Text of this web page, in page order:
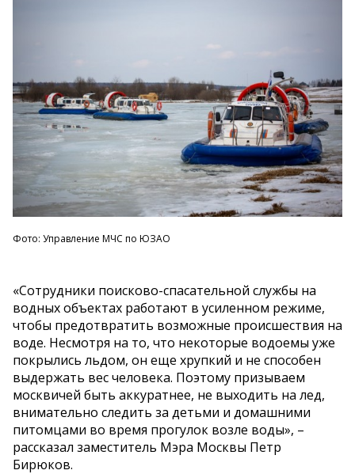
Фото: Управление МЧС по ЮЗАО
«Сотрудники поисково-спасательной службы на
водных объектах работают в усиленном режиме,
чтобы предотвратить возможные происшествия на
воде. Несмотря на то, что некоторые водоемы уже
покрылись льдом, он еще хрупкий и не способен
выдержать вес человека. Поэтому призываем
москвичей быть аккуратнее, не выходить на лед,
внимательно следить за детьми и домашними
питомцами во время прогулок возле воды», –
рассказал заместитель Мэра Москвы Петр
Бирюков.